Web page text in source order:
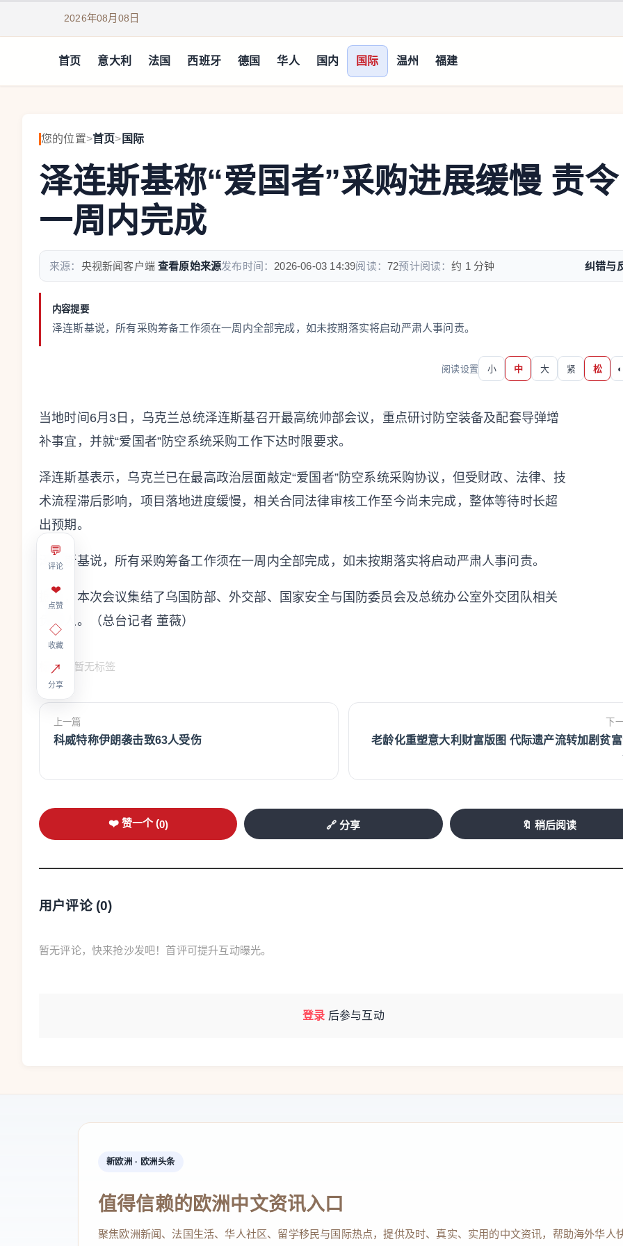
2026年08月08日
首页 意大利 法国 西班牙 德国 华人 国内 国际 温州 福建
您的位置>首页> 国际
泽连斯基称“爱国者”采购进展缓慢 责令
一周内完成
来源： 央视新闻客户端 查看原始来源发布时间： 2026-06-03 14:39阅读：72预计阅读：约 1 分钟 纠错与
内容提要
泽连斯基说，所有采购筹备工作须在一周内全部完成，如未按期落实将启动严肃人事问责。
阅读设置 小 中 大 紧 松 ◐
💬
评论
❤
点赞
◇
收藏
↗
分享
当地时间6月3日，乌克兰总统泽连斯基召开最高统帅部会议，重点研讨防空装备及配套导弹增
补事宜，并就“爱国者”防空系统采购工作下达时限要求。
泽连斯基表示，乌克兰已在最高政治层面敲定“爱国者”防空系统采购协议，但受财政、法律、技
术流程滞后影响，项目落地进度缓慢，相关合同法律审核工作至今尚未完成，整体等待时长超
出预期。
泽连斯基说，所有采购筹备工作须在一周内全部完成，如未按期落实将启动严肃人事问责。
据悉，本次会议集结了乌国防部、外交部、国家安全与国防委员会及总统办公室外交团队相关
负责人。（总台记者 董薇）
标签： 暂无标签
上一篇
科威特称伊朗袭击致63人受伤
下
老龄化重塑意大利财富版图 代际遗产流转加剧贫
❤️ 赞一个 (0) 🔗 分享 🔖 稍后阅读
用户评论 (0)
暂无评论，快来抢沙发吧！首评可提升互动曝光。
登录 后参与互动
新欧洲 · 欧洲头条
值得信赖的欧洲中文资讯入口
聚焦欧洲新闻、法国生活、华人社区、留学移民与国际热点，提供及时、真实、实用的中文资讯，帮助海外华人